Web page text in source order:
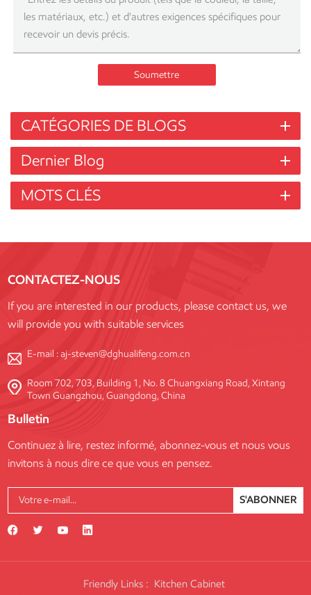
Soumettre
CATÉGORIES DE BLOGS
Dernier Blog
MOTS CLÉS
CONTACTEZ-NOUS
If you are interested in our products, please contact us, we
will provide you with suitable services
E-mail :aj-steven@dghualifeng.com.cn
Room 702, 703, Building 1, No. 8 Chuangxiang Road, Xintang
Town Guangzhou, Guangdong, China
Bulletin
Continuez à lire, restez informé, abonnez-vous et nous vous
invitons à nous dire ce que vous en pensez.
S'ABONNER
Friendly Links : Kitchen Cabinet